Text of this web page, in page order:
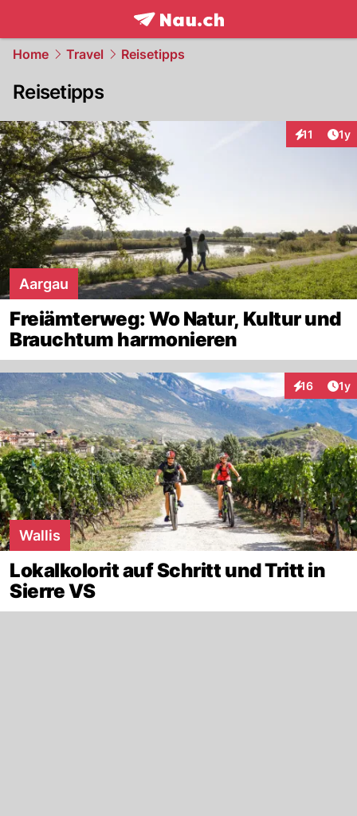
frontpage.NAU.ch
Home Travel Reisetipps
Reisetipps
11 1y
Aargau
Freiämterweg: Wo Natur, Kultur und
Brauchtum harmonieren
16 1y
Wallis
Lokalkolorit auf Schritt und Tritt in
Sierre VS